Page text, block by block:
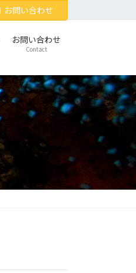
お問い合わせ
お問い合わせ
Contact